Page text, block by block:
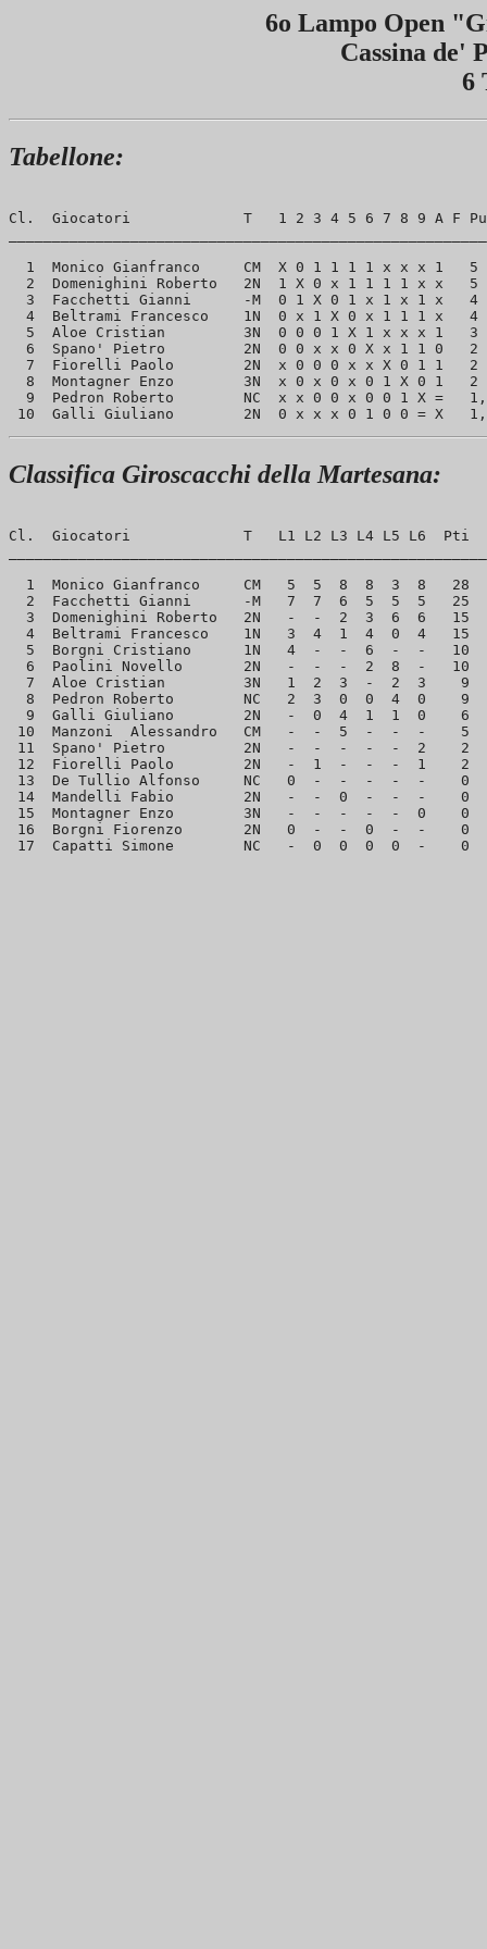
6o Lampo Open
Cassina de'
6
Tabellone:
Cl.  Giocatori             T   1 2 3 4 5 6 7 8 9 A F
1  Monico Gianfranco     CM  X 0 1 1 1 1 x x x 1
2  Domenighini Roberto   2N  1 X 0 x 1 1 1 1 x x
3  Facchetti Gianni      -M  0 1 X 0 1 x 1 x 1 x
4  Beltrami Francesco    1N  0 x 1 X 0 x 1 1 1 x
5  Aloe Cristian         3N  0 0 0 1 X 1 x x x 1
6  Spano' Pietro         2N  0 0 x x 0 X x 1 1 0
7  Fiorelli Paolo        2N  x 0 0 0 x x X 0 1 1
8  Montagner Enzo        3N  x 0 x 0 x 0 1 X 0 1
9  Pedron Roberto        NC  x x 0 0 x 0 0 1 X =
Classifica Giroscacchi della Martesana:
Cl.  Giocatori             T   L1 L2 L3 L4 L5 L6  Pti
1  Monico Gianfranco     CM   5  5  8  8  3  8   28
2  Facchetti Gianni      -M   7  7  6  5  5  5   25
3  Domenighini Roberto   2N   -  -  2  3  6  6   15
4  Beltrami Francesco    1N   3  4  1  4  0  4   15
5  Borgni Cristiano      1N   4  -  -  6  -  -   10
6  Paolini Novello       2N   -  -  -  2  8  -   10
7  Aloe Cristian         3N   1  2  3  -  2  3    9
8  Pedron Roberto        NC   2  3  0  0  4  0    9
9  Galli Giuliano        2N   -  0  4  1  1  0    6
10  Manzoni  Alessandro   CM   -  -  5  -  -  -    5
11  Spano' Pietro         2N   -  -  -  -  -  2    2
12  Fiorelli Paolo        2N   -  1  -  -  -  1    2
13  De Tullio Alfonso     NC   0  -  -  -  -  -    0
14  Mandelli Fabio        2N   -  -  0  -  -  -    0
15  Montagner Enzo        3N   -  -  -  -  -  0    0
16  Borgni Fiorenzo       2N   0  -  -  0  -  -    0